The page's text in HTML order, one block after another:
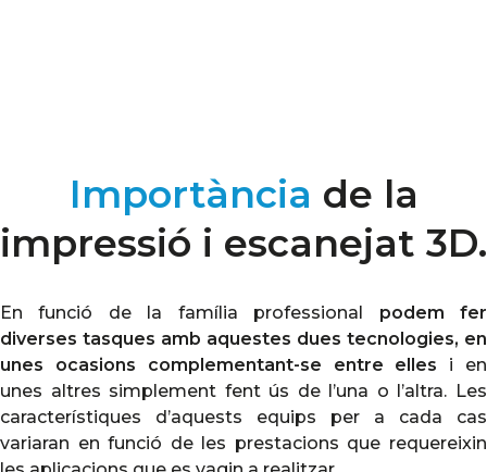
Importància de la
impressió i escanejat 3D.
En funció de la família professional podem fer
diverses tasques amb aquestes dues tecnologies, en
unes ocasions complementant-se entre elles i en
unes altres simplement fent ús de l’una o l’altra. Les
característiques d’aquests equips per a cada cas
variaran en funció de les prestacions que requereixin